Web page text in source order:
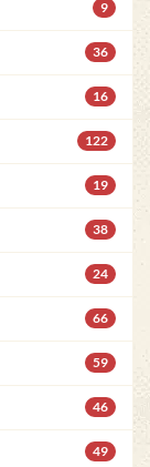
9
36
16
122
19
38
24
66
59
46
49